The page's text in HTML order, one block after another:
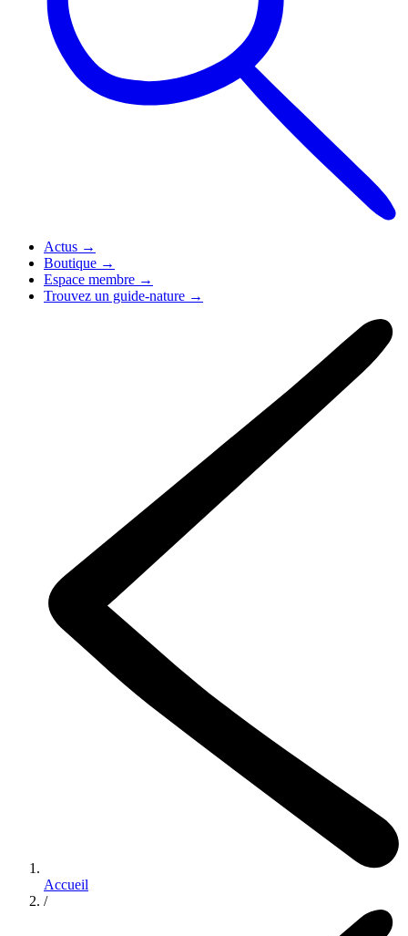
Actus →
Boutique →
Espace membre →
Trouvez un guide-nature →
Accueil
/